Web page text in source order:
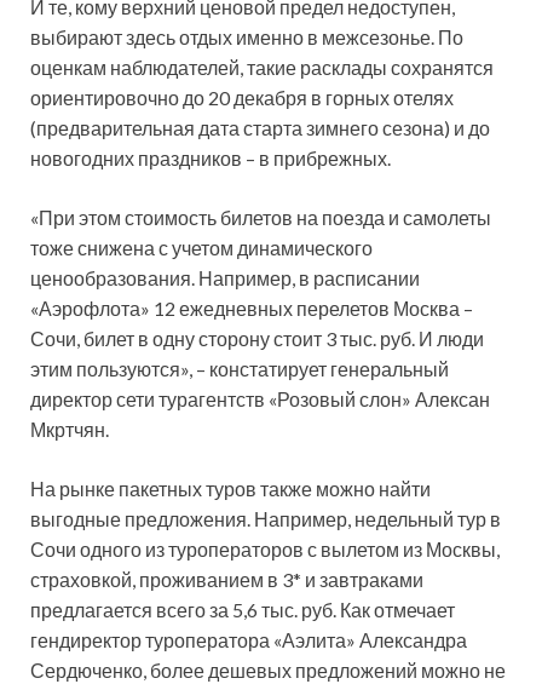
И те, кому верхний ценовой предел недоступен,
выбирают здесь отдых именно в межсезонье. По
оценкам наблюдателей, такие расклады сохранятся
ориентировочно до 20 декабря в горных отелях
(предварительная дата старта зимнего сезона) и до
новогодних праздников – в прибрежных.
«При этом стоимость билетов на поезда и самолеты
тоже снижена с учетом динамического
ценообразования. Например, в расписании
«Аэрофлота» 12 ежедневных перелетов Москва –
Сочи, билет в одну сторону стоит 3 тыс. руб. И люди
этим пользуются», – констатирует генеральный
директор сети турагентств «Розовый слон» Алексан
Мкртчян.
На рынке пакетных туров также можно найти
выгодные предложения. Например, недельный тур в
Сочи одного из туроператоров с вылетом из Москвы,
страховкой, проживанием в 3* и завтраками
предлагается всего за 5,6 тыс. руб. Как отмечает
гендиректор туроператора «Аэлита» Александра
Сердюченко, более дешевых предложений можно не